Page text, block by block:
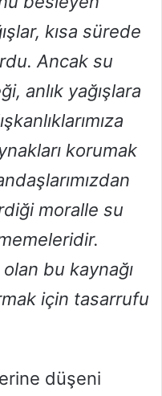
kısa sürede
Ancak su
anlık yağışlara
korumak
moralle su
bu kaynağı
için tasarrufu
düşeni